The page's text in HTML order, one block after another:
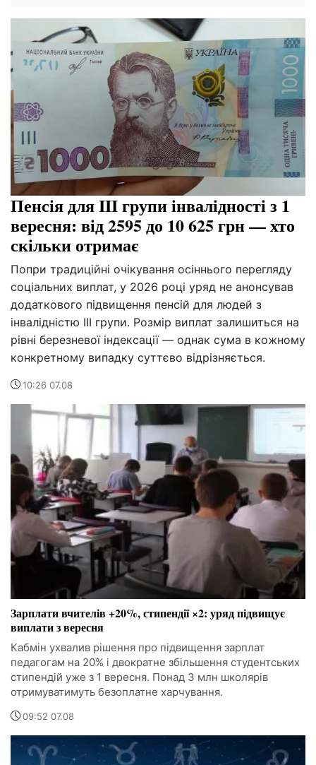
Пенсія для III групи інвалідності з 1
вересня: від 2595 до 10 625 грн — хто
скільки отримає
Попри традиційні очікування осіннього перегляду
соціальних виплат, у 2026 році уряд не анонсував
додаткового підвищення пенсій для людей з
інвалідністю III групи. Розмір виплат залишиться на
рівні березневої індексації — однак сума в кожному
конкретному випадку суттєво відрізняється.
10:26 07.08
Зарплати вчителів +20%, стипендії ×2: уряд підвищує
виплати з вересня
Кабмін ухвалив рішення про підвищення зарплат
педагогам на 20% і двократне збільшення студентських
стипендій уже з 1 вересня. Понад 3 млн школярів
отримуватимуть безоплатне харчування.
09:52 07.08